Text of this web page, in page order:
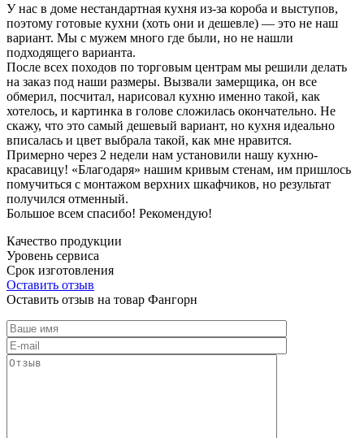
У нас в доме нестандартная кухня из-за короба и выступов,
поэтому готовые кухни (хоть они и дешевле) — это не наш
вариант. Мы с мужем много где были, но не нашли
подходящего варианта.
После всех походов по торговым центрам мы решили делать
на заказ под наши размеры. Вызвали замерщика, он все
обмерил, посчитал, нарисовал кухню именно такой, как
хотелось, и картинка в голове сложилась окончательно. Не
скажу, что это самый дешевый вариант, но кухня идеально
вписалась и цвет выбрала такой, как мне нравится.
Примерно через 2 недели нам установили нашу кухню-
красавицу! «Благодаря» нашим кривым стенам, им пришлось
помучиться с монтажом верхних шкафчиков, но результат
получился отменный.
Большое всем спасибо! Рекомендую!
Качество продукции
Уровень сервиса
Срок изготовления
Оставить отзыв
Оставить отзыв на товар Фангорн